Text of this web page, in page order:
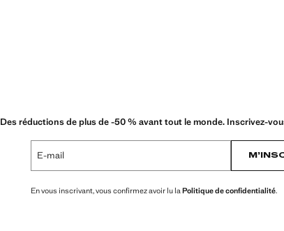
Des réductions de plus de -50 % avant tout le monde. Inscrivez-
E-mail
En vous inscrivant, vous confirmez avoir lu laPolitique de confidentialité.